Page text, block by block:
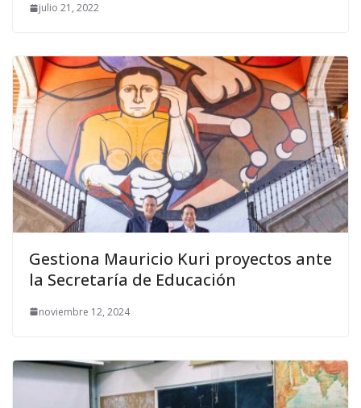
julio 21, 2022
Gestiona Mauricio Kuri proyectos ante
la Secretaría de Educación
noviembre 12, 2024